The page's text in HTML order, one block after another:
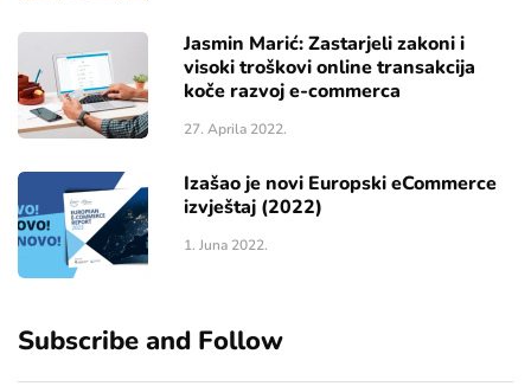
Jasmin Marić: Zastarjeli zakoni i
visoki troškovi online transakcija
koče razvoj e-commerca
27. Aprila 2022.
Izašao je novi Europski eCommerce
izvještaj (2022)
1. Juna 2022.
Subscribe and Follow